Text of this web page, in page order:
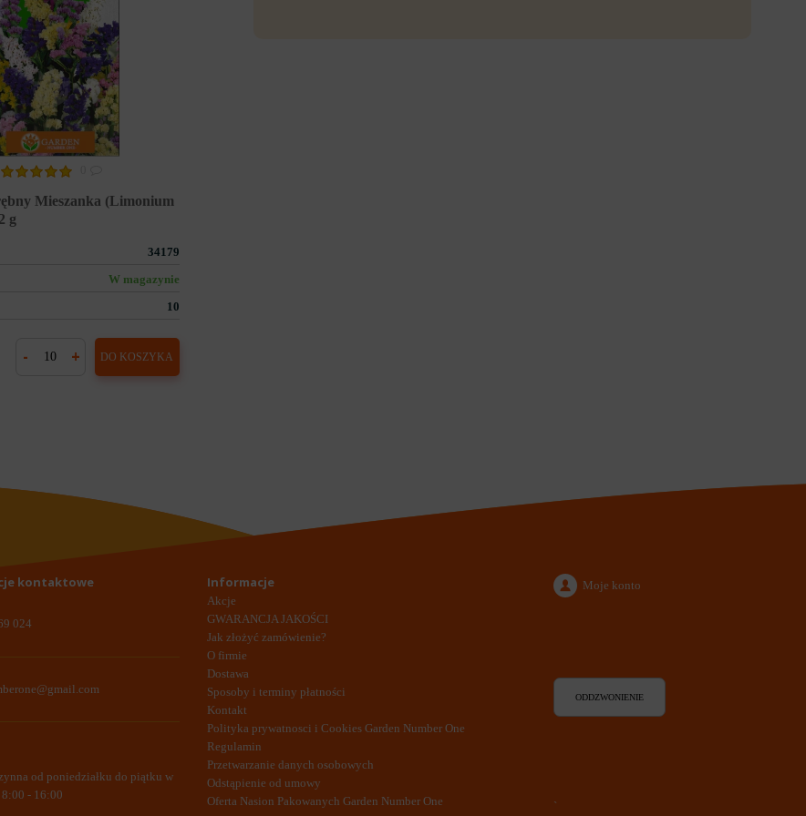
Mieszanka (Limonium
g
34179
W magazynie
10
+
- DO KOSZYKA
kontaktowe
024
od poniedziałku do piątku w
- 16:00
Informacje
Akcje
GWARANCJA JAKOŚCI
Jak złożyć zamówienie?
O firmie
Dostawa
Sposoby i terminy płatności
Kontakt
Polityka prywatnosci i Cookies Garden Number One
Regulamin
Przetwarzanie danych osobowych
Odstąpienie od umowy
Oferta Nasion Pakowanych Garden Number One
Moje konto
ODDZWONIENIE
`